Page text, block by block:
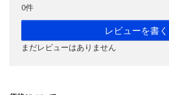
0件
レビューを書く
まだレビューはありません